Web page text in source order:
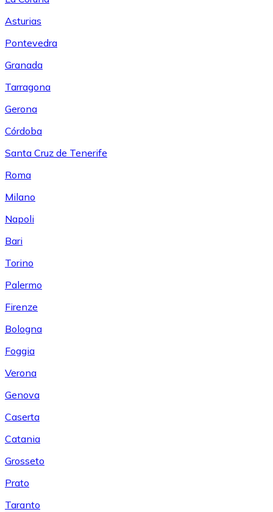
Asturias
Pontevedra
Granada
Tarragona
Gerona
Córdoba
Santa Cruz de Tenerife
Roma
Milano
Napoli
Bari
Torino
Palermo
Firenze
Bologna
Foggia
Verona
Genova
Caserta
Catania
Grosseto
Prato
Taranto